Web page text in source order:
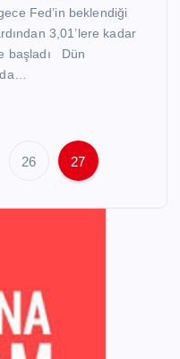
Fed’in beklendiği
3,01’lere kadar
başladı Dün
26 27